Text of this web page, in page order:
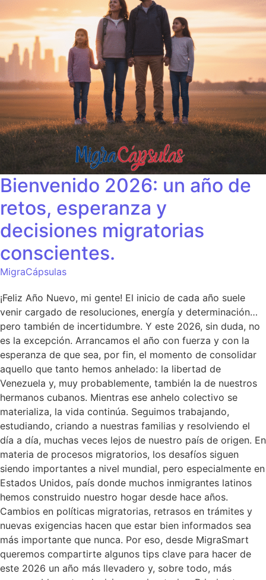
Bienvenido 2026: un año de
retos, esperanza y
decisiones migratorias
conscientes.
MigraCápsulas
¡Feliz Año Nuevo, mi gente! El inicio de cada año suele
venir cargado de resoluciones, energía y determinación…
pero también de incertidumbre. Y este 2026, sin duda, no
es la excepción. Arrancamos el año con fuerza y con la
esperanza de que sea, por fin, el momento de consolidar
aquello que tanto hemos anhelado: la libertad de
Venezuela y, muy probablemente, también la de nuestros
hermanos cubanos. Mientras ese anhelo colectivo se
materializa, la vida continúa. Seguimos trabajando,
estudiando, criando a nuestras familias y resolviendo el
día a día, muchas veces lejos de nuestro país de origen. En
materia de procesos migratorios, los desafíos siguen
siendo importantes a nivel mundial, pero especialmente en
Estados Unidos, país donde muchos inmigrantes latinos
hemos construido nuestro hogar desde hace años.
Cambios en políticas migratorias, retrasos en trámites y
nuevas exigencias hacen que estar bien informados sea
más importante que nunca. Por eso, desde MigraSmart
queremos compartirte algunos tips clave para hacer de
este 2026 un año más llevadero y, sobre todo, más